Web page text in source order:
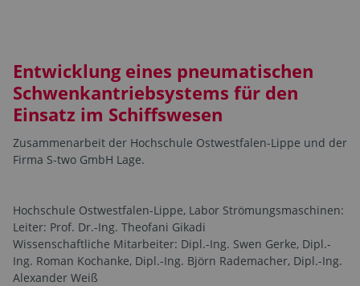
Entwicklung eines pneumatischen
Schwenkantriebsystems für den
Einsatz im Schiffswesen
Zusammenarbeit der Hochschule Ostwestfalen-Lippe und der
Firma S-two GmbH Lage.
Hochschule Ostwestfalen-Lippe, Labor Strömungsmaschinen:
Leiter: Prof. Dr.-Ing. Theofani Gikadi
Wissenschaftliche Mitarbeiter: Dipl.-Ing. Swen Gerke, Dipl.-
Ing. Roman Kochanke, Dipl.-Ing. Björn Rademacher, Dipl.-Ing.
Alexander Weiß